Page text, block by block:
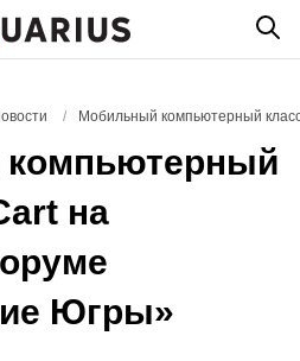
/ Мобильный компьютерный
на
Югры»